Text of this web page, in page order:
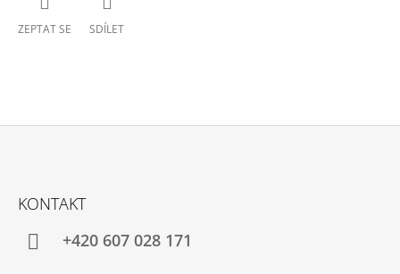
ZEPTAT SE SDÍLET
KONTAKT
+420 607 028 171